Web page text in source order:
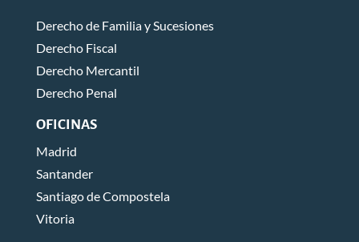
Derecho de Familia y Sucesiones
Derecho Fiscal
Derecho Mercantil
Derecho Penal
OFICINAS
Madrid
Santander
Santiago de Compostela
Vitoria